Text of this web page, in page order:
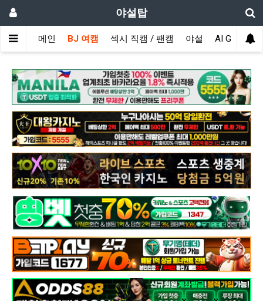
야설탑
메인 BJ 여캠 섹시 직캠 / 팬캠 야설 AI GIRL